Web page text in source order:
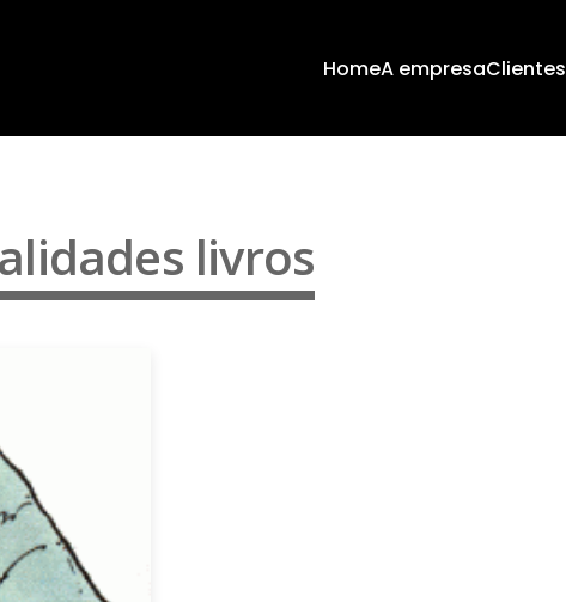
HomeA empresaClientes
livros